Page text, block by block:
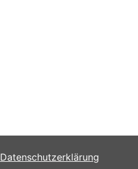
Datenschutzerklärung